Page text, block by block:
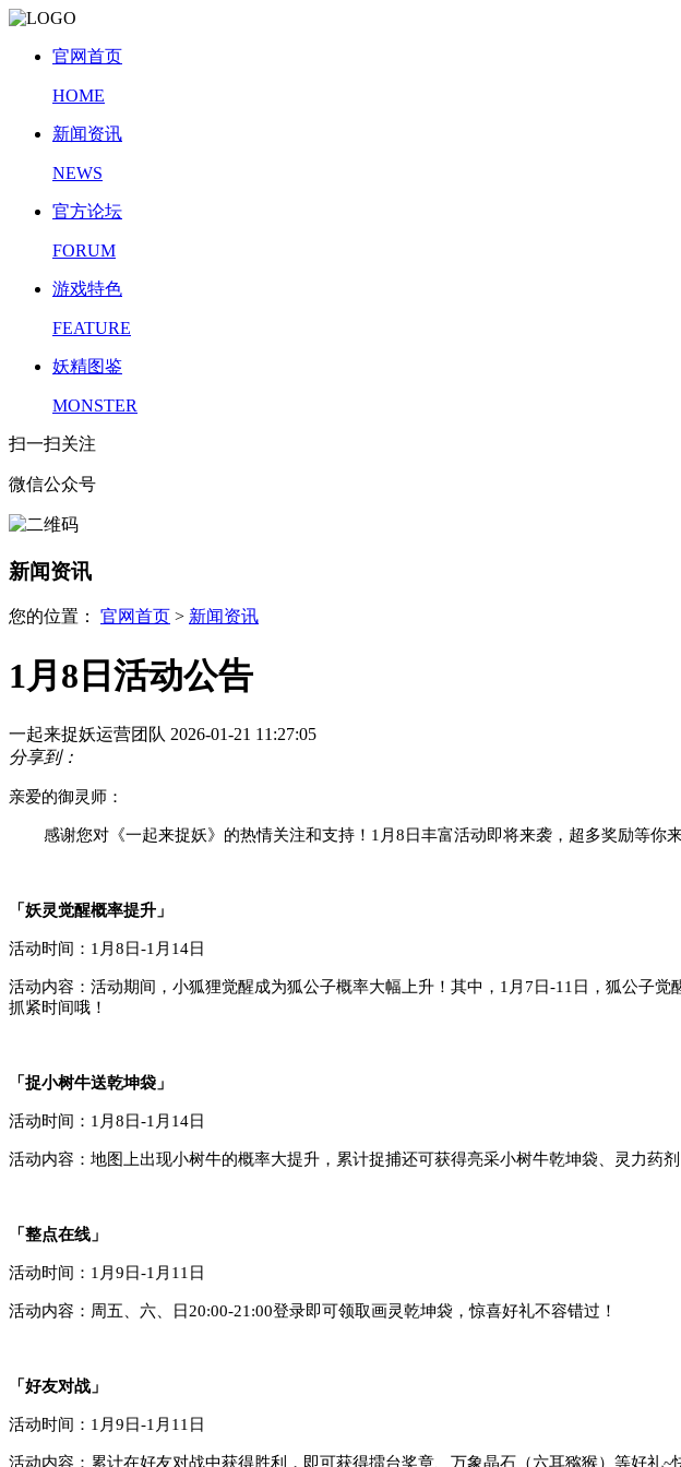
官网首页
HOME
新闻资讯
NEWS
官方论坛
FORUM
游戏特色
FEATURE
妖精图鉴
MONSTER
扫一扫关注
微信公众号
新闻资讯
您的位置： 官网首页 > 新闻资讯
1月8日活动公告
一起来捉妖运营团队 2026-01-21 11:27:05
分享到：
亲爱的御灵师：
感谢您对《一起来捉妖》的热情关注和支持！1月 8 日丰富活动即将来袭，超多奖励等你
「妖灵觉醒概率提升」
活动时间： 1月 8 日-1月 14日
活动内容： 活动期间 ， 小狐狸觉醒成为狐公子概率大幅上升！ 其中 ， 1月7日-11日 ， 狐公子觉
抓紧时间哦！
「捉小树牛送乾坤袋」
活动时间： 1月8日-1月14日
活动内容：地图上出现小树牛的概率大提升，累计捉捕还可获得亮采小树牛乾坤袋、灵力药
「整点在线」
活动时间：1月 9 日-1月11 日
活动内容：周五、六、日20:00-21:00登录即可领取画灵乾坤袋 ，惊喜好礼不容错过！
「好友对战」
活动时间： 1月9日-1月11日
活动内容：累计在好友对战中获得胜利，即可获得擂台奖章、 万象晶石 （六耳猕猴） 等好礼~